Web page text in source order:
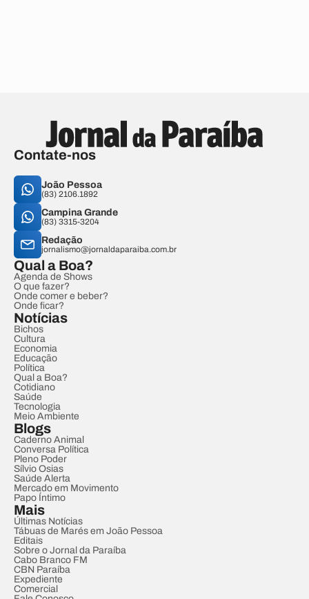
Contate-nos
João Pessoa
(83) 2106.1892
Campina Grande
(83) 3315-3204
Redação
jornalismo@jornaldaparaiba.com.br
Qual a Boa?
Agenda de Shows
O que fazer?
Onde comer e beber?
Onde ficar?
Notícias
Bichos
Cultura
Economia
Educação
Política
Qual a Boa?
Cotidiano
Saúde
Tecnologia
Meio Ambiente
Blogs
Caderno Animal
Conversa Política
Pleno Poder
Sílvio Osias
Saúde Alerta
Mercado em Movimento
Papo Íntimo
Mais
Últimas Notícias
Tábuas de Marés em João Pessoa
Editais
Sobre o Jornal da Paraíba
Cabo Branco FM
CBN Paraíba
Expediente
Comercial